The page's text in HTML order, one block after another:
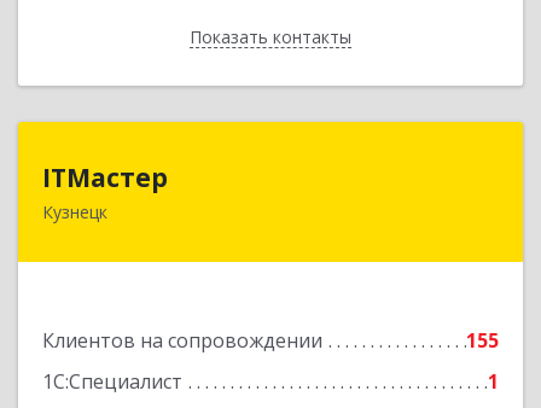
Показать контакты
Назад
ITМастер
Кузнецк
Клиентов на сопровождении
155
1С:Специалист
1
442537, Пензенская обл, Кузнецк г, Белинского